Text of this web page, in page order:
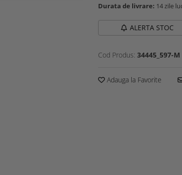
Durata de livrare: 14 zile
ALERTA STOC
Cod Produs: 34445_597-M
Adauga la Favorite